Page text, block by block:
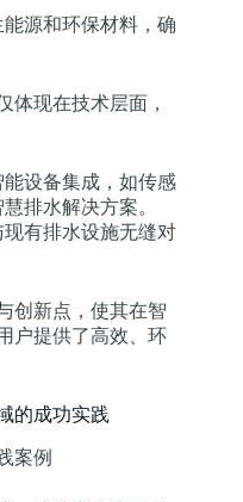
源和环保材料，确
体现在技术层面，
设备集成，如传感
排水解决方案。
有排水设施无缝对
创新点，使其在智
户提供了高效、环
的成功实践
案例